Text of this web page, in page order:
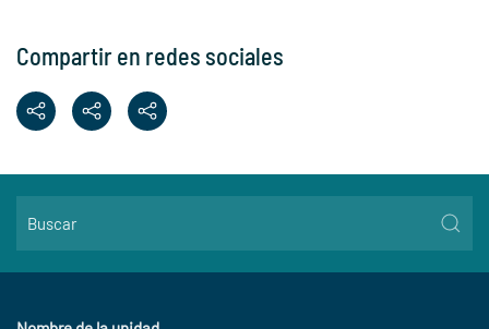
Compartir en redes sociales